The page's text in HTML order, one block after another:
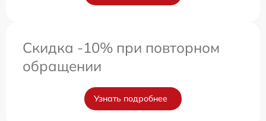
Скидка -10% при повторном
обращении
Узнать подробнее